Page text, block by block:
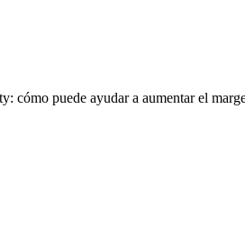
cómo puede ayudar a aumentar el